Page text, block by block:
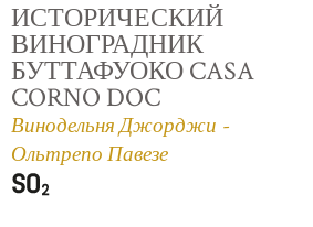
ИСТОРИЧЕСКИЙ
ВИНОГРАДНИК
БУТТАФУОКО CASA
CORNO DOC
Винодельня Джорджи -
Ольтрепо Павезе